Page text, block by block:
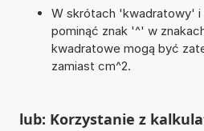
W skrótach 'kwadratowy'
pominąć znak '^' w
kwadratowe mogą być
zamiast cm^2.
lub: Korzystanie z